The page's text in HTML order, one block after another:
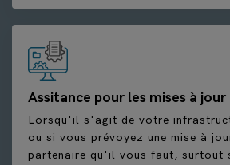
Assitance pour les mises à jour
Lorsqu'il s'agit de votre
ou si vous prévoyez une mise à
partenaire qu'il vous faut, surtout